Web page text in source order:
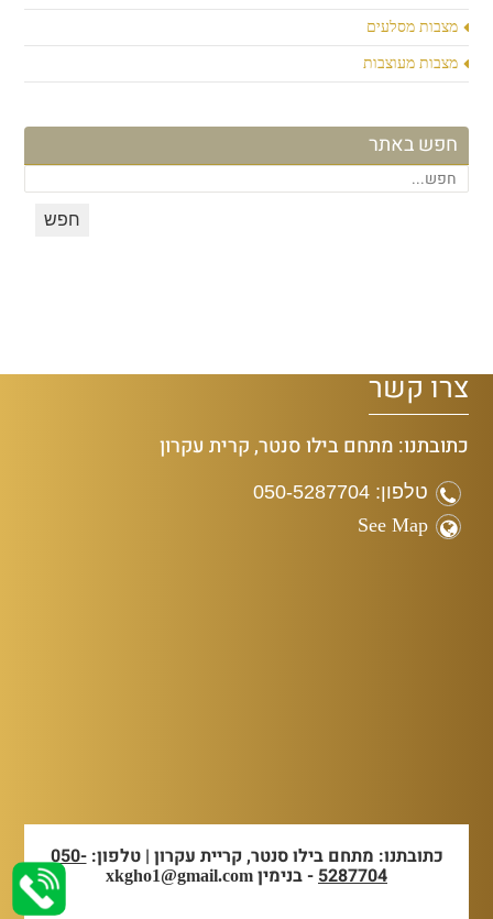
מצבות מסלעים
מצבות מעוצבות
חפש באתר
צרו קשר
כתובתנו: מתחם בילו סנטר, קרית עקרון
טלפון: 050-5287704
See Map
כתובתנו: מתחם בילו סנטר, קריית עקרון | טלפון:050-
5287704- בנימין xkgho1@gmail.com